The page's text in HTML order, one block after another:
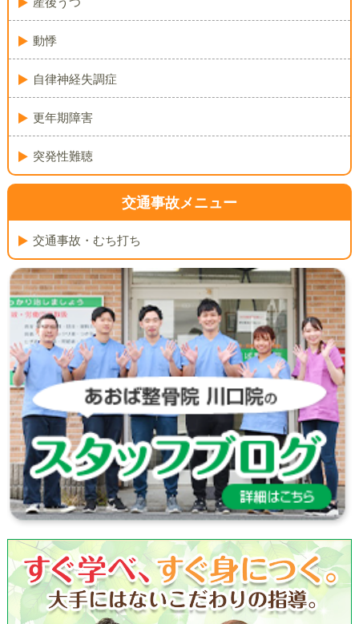
動悸
自律神経失調症
更年期障害
突発性難聴
交通事故メニュー
交通事故・むち打ち